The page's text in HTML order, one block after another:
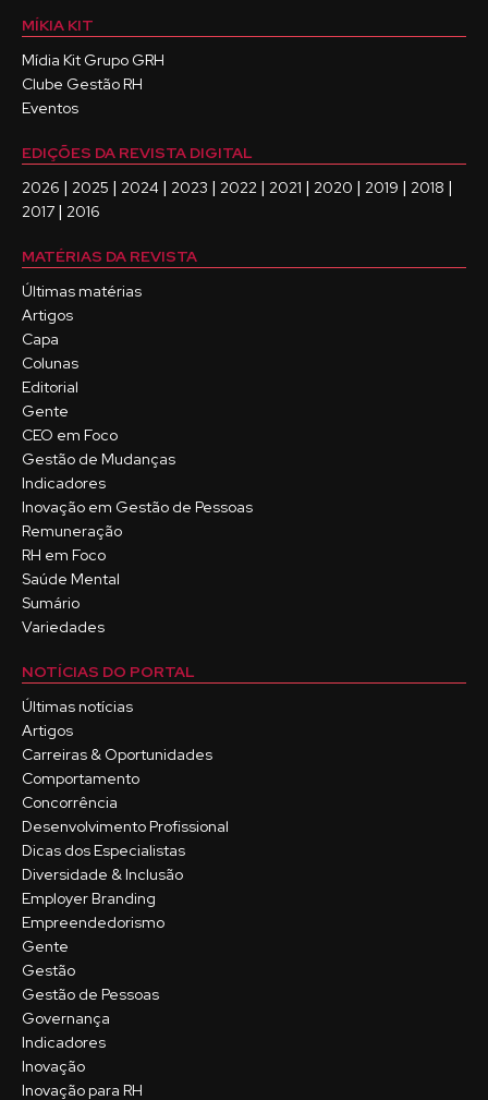
MÍKIA KIT
Mídia Kit Grupo GRH
Clube Gestão RH
Eventos
EDIÇÕES DA REVISTA DIGITAL
2026 | 2025 | 2024 | 2023 | 2022 | 2021 | 2020 | 2019 | 2018 |
2017 | 2016
MATÉRIAS DA REVISTA
Últimas matérias
Artigos
Capa
Colunas
Editorial
Gente
CEO em Foco
Gestão de Mudanças
Indicadores
Inovação em Gestão de Pessoas
Remuneração
RH em Foco
Saúde Mental
Sumário
Variedades
NOTÍCIAS DO PORTAL
Últimas notícias
Artigos
Carreiras & Oportunidades
Comportamento
Concorrência
Desenvolvimento Profissional
Dicas dos Especialistas
Diversidade & Inclusão
Employer Branding
Empreendedorismo
Gente
Gestão
Gestão de Pessoas
Governança
Indicadores
Inovação
Inovação para RH